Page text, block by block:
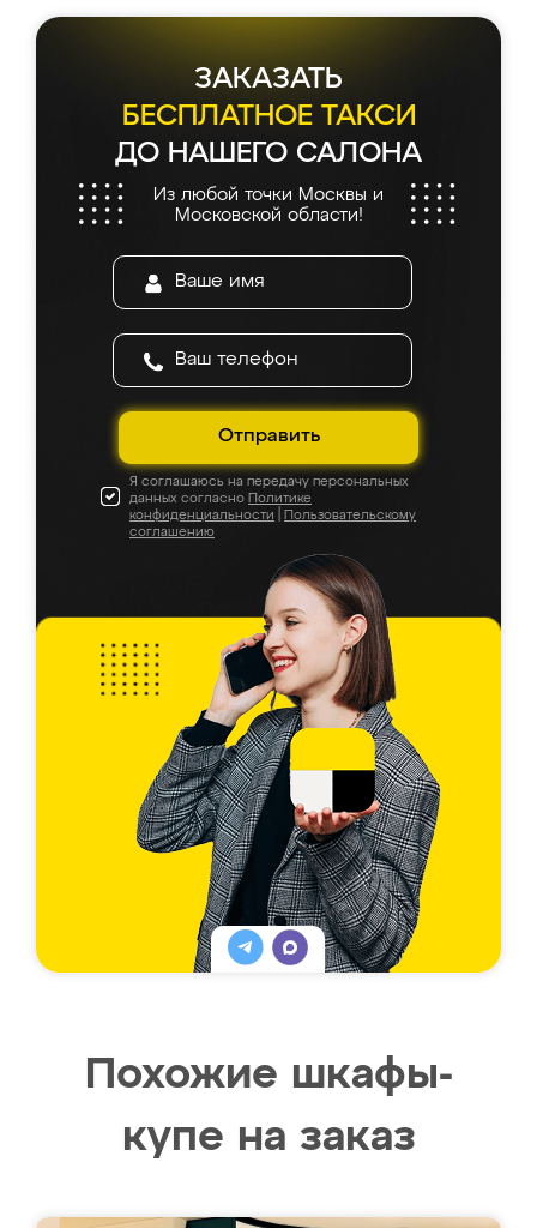
ЗАКАЗАТЬ
БЕСПЛАТНОЕ ТАКСИ
ДО НАШЕГО САЛОНА
Из любой точки Москвы и
Московской области!
Отправить
Я соглашаюсь на передачу персональных
данных согласно Политике
конфиденциальности
Пользовательскому
соглашению
Похожие шкафы-
купе на заказ